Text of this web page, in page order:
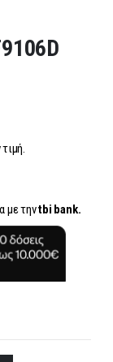
με τηνtbi bank.